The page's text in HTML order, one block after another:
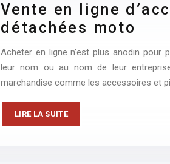
Vente en ligne
détachées moto
Acheter en ligne n’est plus anodin
leur nom ou au nom de leur
marchandise comme les accessoires et
LIRE LA SUITE